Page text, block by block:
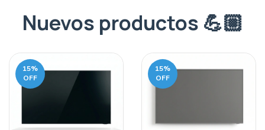
Nuevos productos 💪🏼
15%
OFF
15%
OFF